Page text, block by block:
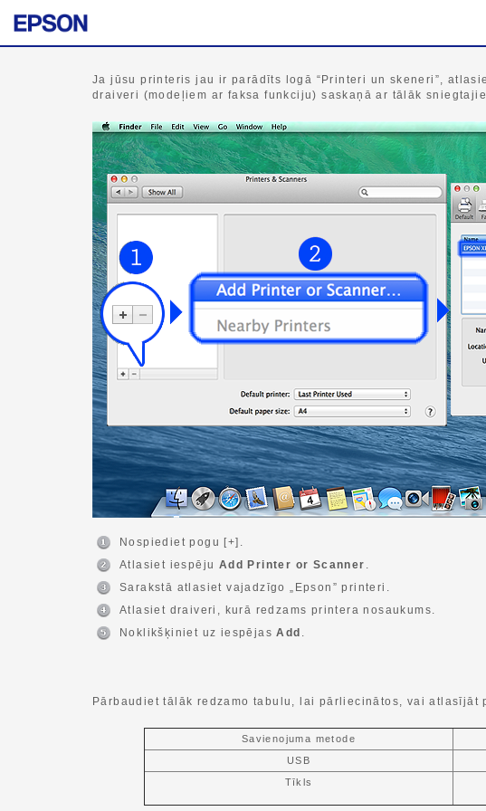
Ja jūsu printeris jau ir parādīts logā “Printeri un skeneri”,
draiveri (modeļiem ar faksa funkciju) saskaņā ar tālāk
Nospiediet pogu [+].
Atlasiet iespēju Add Printer or Scanner .
Sarakstā atlasiet vajadzīgo „Epson” printeri.
Atlasiet draiveri, kurā redzams printera nosaukums.
Noklikšķiniet uz iespējasAdd .
Pārbaudiet tālāk redzamo tabulu, lai pārliecinātos, vai atlasījāt
Savienojuma metode
USB
Tīkls